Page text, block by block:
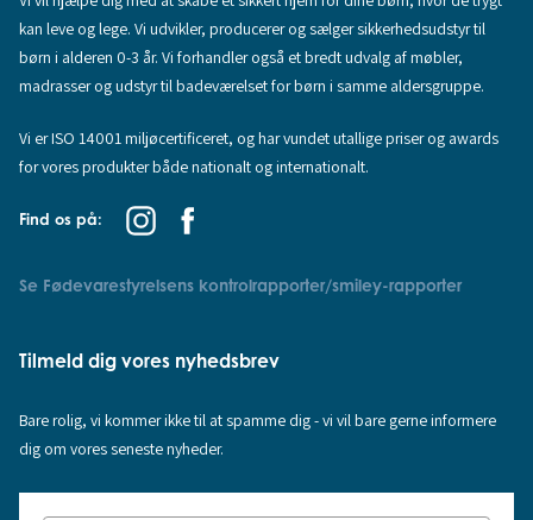
kan leve og lege. Vi udvikler, producerer og sælger sikkerhedsudstyr til
børn i alderen 0-3 år. Vi forhandler også et bredt udvalg af møbler,
madrasser og udstyr til badeværelset for børn i samme aldersgruppe.
Vi er ISO 14001 miljøcertificeret, og har vundet utallige priser og awards
for vores produkter både nationalt og internationalt.
Find os på:
Se Fødevarestyrelsens kontrolrapporter/smiley-rapporter
Tilmeld dig vores nyhedsbrev
Bare rolig, vi kommer ikke til at spamme dig - vi vil bare gerne informere
dig om vores seneste nyheder.